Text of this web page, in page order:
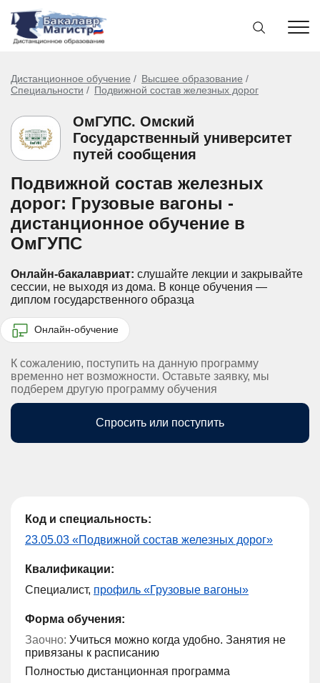
Дистанционное обучение
Высшее образование
Специальности
Подвижной состав железных дорог
ОмГУПС. Омский
Государственный университет
путей сообщения
Подвижной состав железных
дорог: Грузовые вагоны -
дистанционное обучение в
ОмГУПС
Онлайн-бакалавриат: слушайте лекции и закрывайте
сессии, не выходя из дома. В конце обучения —
диплом государственного образца
Онлайн-обучение
К сожалению, поступить на данную программу
временно нет возможности. Оставьте заявку, мы
подберем другую программу обучения
Спросить или поступить
Код и специальность:
23.05.03 «Подвижной состав железных дорог»
Квалификации:
Специалист, профиль «Грузовые вагоны»
Форма обучения:
Заочно: Учиться можно когда удобно. Занятия не
привязаны к расписанию
Полностью дистанционная программа